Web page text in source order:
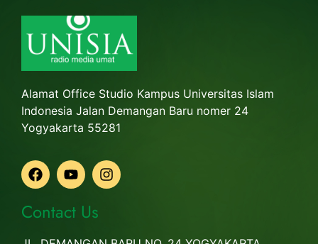
Alamat Office Studio Kampus Universitas Islam
Indonesia Jalan Demangan Baru nomer 24
Yogyakarta 55281
Contact Us